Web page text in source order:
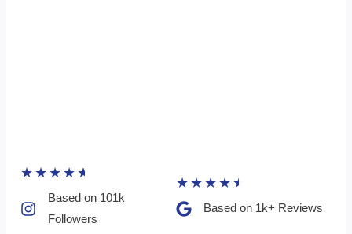
★ ★ ★ ★ ★
Based on 101k
Followers​
★ ★ ★ ★ ★
Based on 1k+ Reviews​